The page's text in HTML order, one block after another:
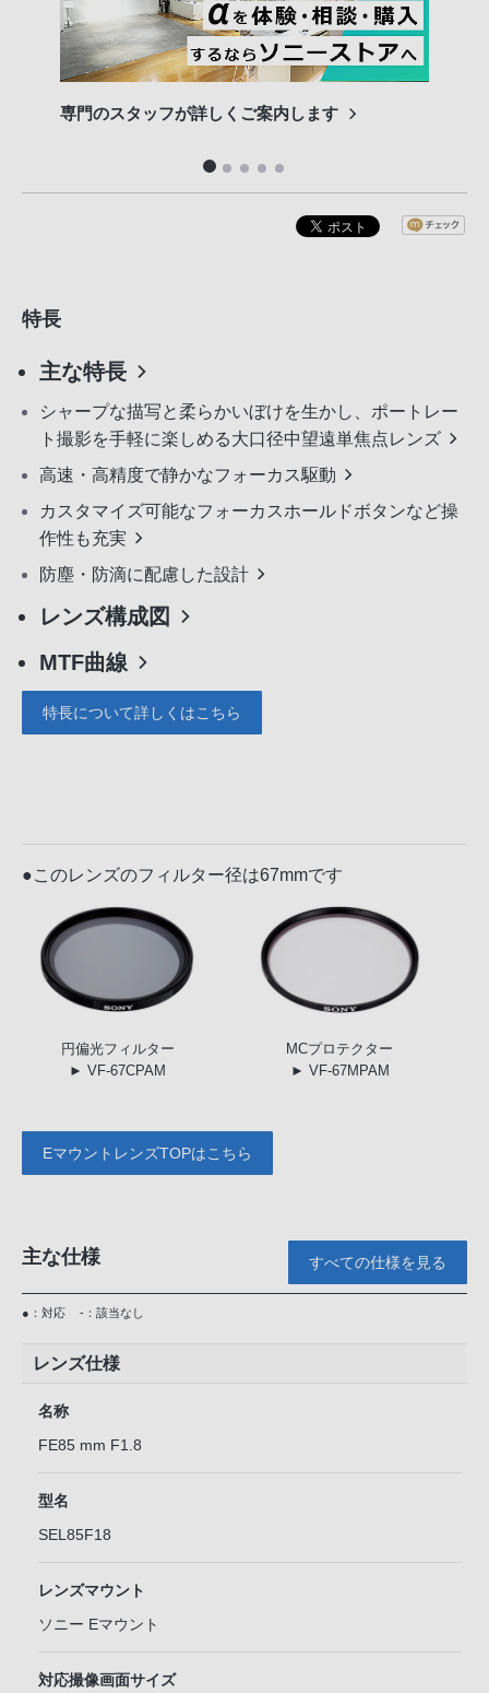
専門のスタッフが詳しくご案内します
特長
主な特長
シャープな描写と柔らかいぼけを生かし、ポートレー
ト撮影を手軽に楽しめる大口径中望遠単焦点レンズ
高速・高精度で静かなフォーカス駆動
カスタマイズ可能なフォーカスホールドボタンなど操
作性も充実
防塵・防滴に配慮した設計
レンズ構成図
MTF曲線
特長について詳しくはこちら
●このレンズのフィルター径は67mmです
円偏光フィルター
► VF-67CPAM
MCプロテクター
► VF-67MPAM
EマウントレンズTOPはこちら
主な仕様 すべての仕様を見る
●：対応 -：該当なし
レンズ仕様
名称
FE85 mm F1.8
型名
SEL85F18
レンズマウント
ソニー Eマウント
対応撮像画面サイズ